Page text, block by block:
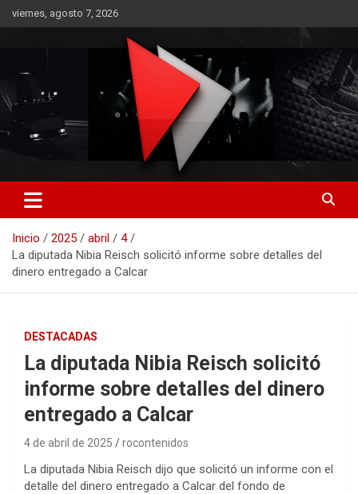
Saltar
al
viernes, agosto 7, 2026
RO CONTENIDOS
Inicio 2025 abril
4
La diputada Nibia Reisch solicitó informe sobre detalles del
dinero entregado a Calcar
DESTACADAS
La diputada Nibia Reisch solicitó
informe sobre detalles del dinero
entregado a Calcar
4 de abril de 2025 rocontenidos
La diputada Nibia Reisch dijo que solicitó un informe con el
detalle del dinero entregado a Calcar del fondo de